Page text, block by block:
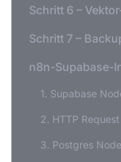
Schritt 6 –
Schritt 7 –
n8n-Supabase-
1. Supabase
2. HTTP
3. Postgres